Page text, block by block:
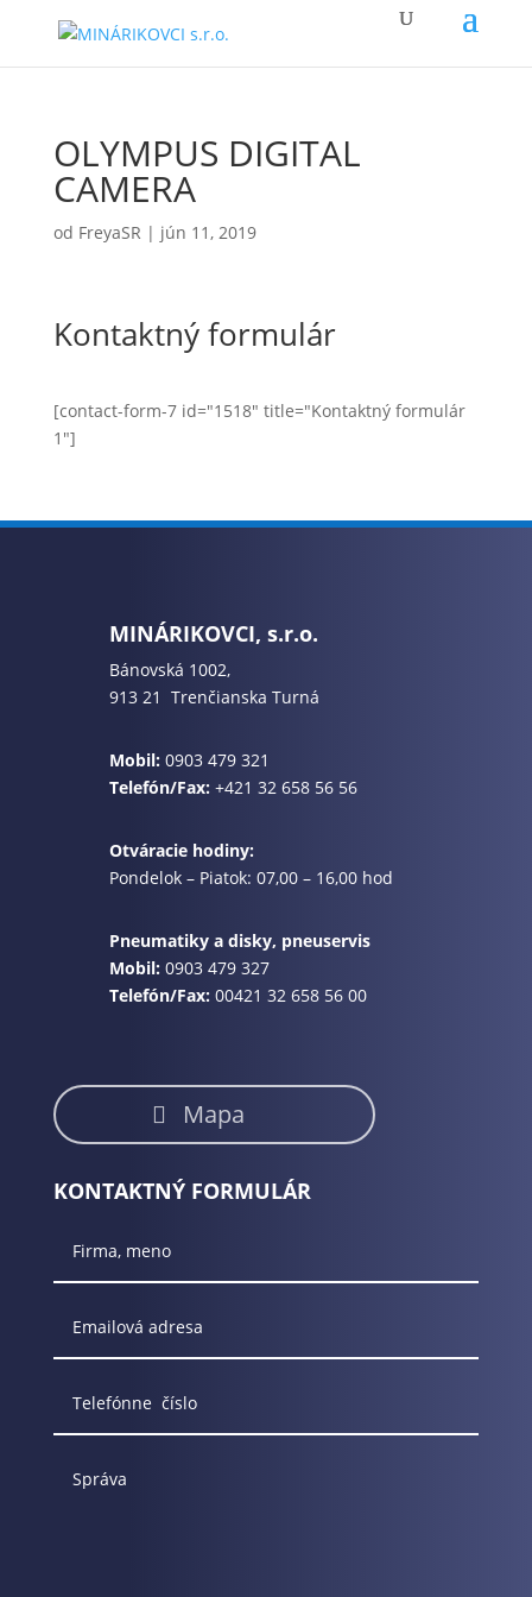
OLYMPUS DIGITAL
CAMERA
od FreyaSR | jún 11, 2019
Kontaktný formulár
[contact-form-7 id="1518" title="Kontaktný formulár
1"]
MINÁRIKOVCI, s.r.o.
Bánovská 1002,
913 21 Trenčianska Turná
Mobil: 0903 479 321
Telefón/Fax:+421 32 658 56 56
Otváracie hodiny:
Pondelok – Piatok: 07,00 – 16,00 hod
Pneumatiky a disky, pneuservis
Mobil: 0903 479 327
Telefón/Fax:00421 32 658 56 00
Mapa
KONTAKTNÝ FORMULÁR